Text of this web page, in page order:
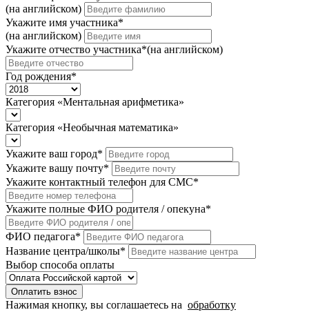
(на английском)
Укажите имя участника*
(на английском)
Укажите отчество участника*(на английском)
Год рождения*
Категория «Ментальная арифметика»
Категория «Необычная математика»
Укажите ваш город*
Укажите вашу почту*
Укажите контактный телефон для СМС*
Укажите полные ФИО родителя / опекуна*
ФИО педагога*
Название центра/школы*
Выбор способа оплаты
Оплатить взнос
Нажимая кнопку, вы соглашаетесь на обработку